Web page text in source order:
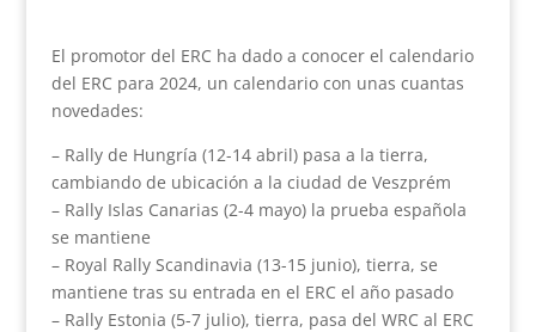
El promotor del ERC ha dado a conocer el calendario
del ERC para 2024, un calendario con unas cuantas
novedades:
– Rally de Hungría (12-14 abril) pasa a la tierra,
cambiando de ubicación a la ciudad de Veszprém
– Rally Islas Canarias (2-4 mayo) la prueba española
se mantiene
– Royal Rally Scandinavia (13-15 junio), tierra, se
mantiene tras su entrada en el ERC el año pasado
– Rally Estonia (5-7 julio), tierra, pasa del WRC al ERC